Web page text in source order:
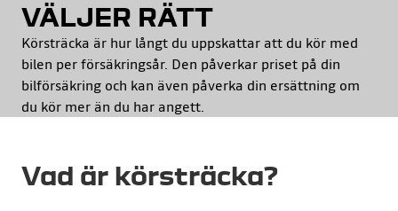
VÄLJER RÄTT
Körsträcka är hur långt du uppskattar att du kör med
bilen per försäkringsår. Den påverkar priset på din
bilförsäkring och kan även påverka din ersättning om
du kör mer än du har angett.
Vad är körsträcka?